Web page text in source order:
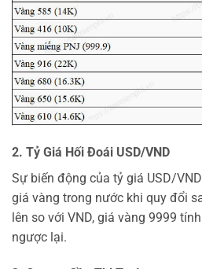
2. Tỷ Giá Hối Đoái USD/VND
Sự biến động của tỷ giá USD/
giá vàng trong nước khi quy đổi
lên so với VND, giá vàng 9999
ngược lại.